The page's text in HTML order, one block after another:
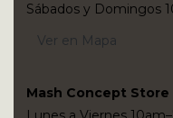
Sábados y Domingos
Ver en Mapa
Mash Concept Store